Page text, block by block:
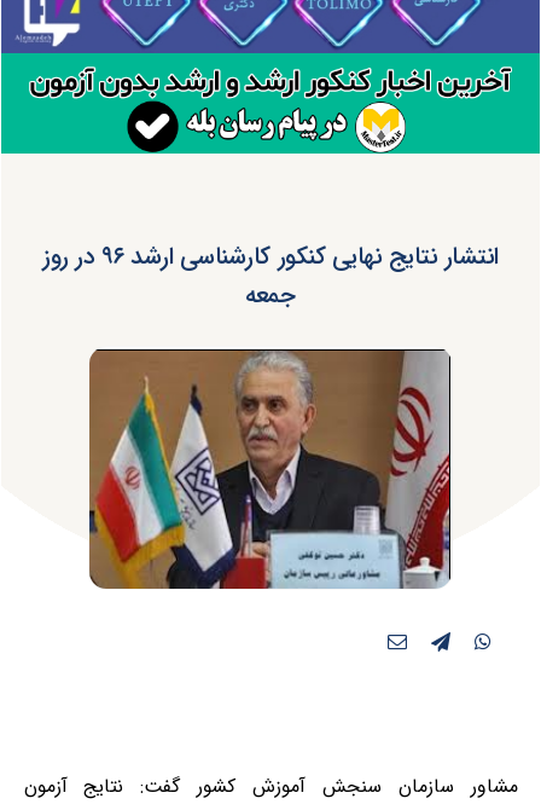
انتشار نتایج نهایی کنکور کارشناسی ارشد ۹۶ در روز
جمعه
مشاور سازمان سنجش آموزش کشور گفت: نتایج آزمون